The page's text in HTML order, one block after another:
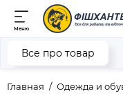
Меню
Главная Одежда и
Все про товар